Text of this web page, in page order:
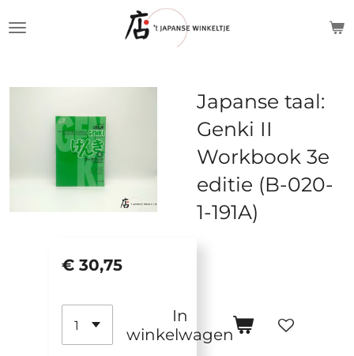
de
Japanse taal:
Genki II
Workbook 3e
editie (B-020-
1-191A)
€ 30,75
In
winkelwagen